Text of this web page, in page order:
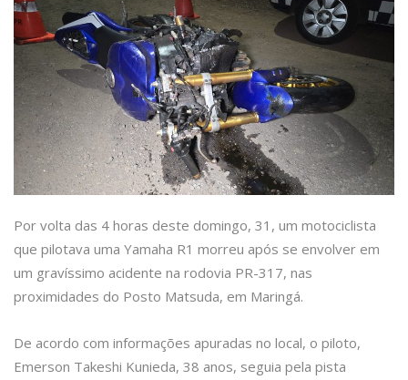
Por volta das 4 horas deste domingo, 31, um motociclista
que pilotava uma Yamaha R1 morreu após se envolver em
um gravíssimo acidente na rodovia PR-317, nas
proximidades do Posto Matsuda, em Maringá.
De acordo com informações apuradas no local, o piloto,
Emerson Takeshi Kunieda, 38 anos, seguia pela pista